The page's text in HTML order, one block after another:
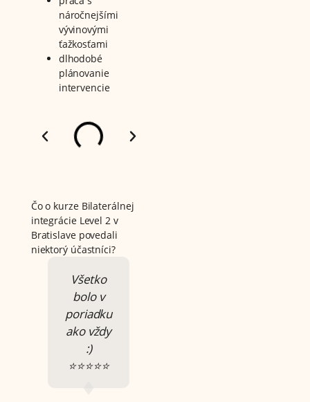
náročnejšími
vývinovými
ťažkosťami
dlhodobé
plánovanie
intervencie
Čo o kurze Bilaterálnej
integrácie Level 2 v
Bratislave povedali
niektorý účastníci?
Všetko
bolo v
poriadku
ako vždy
:)
⭐⭐⭐⭐⭐